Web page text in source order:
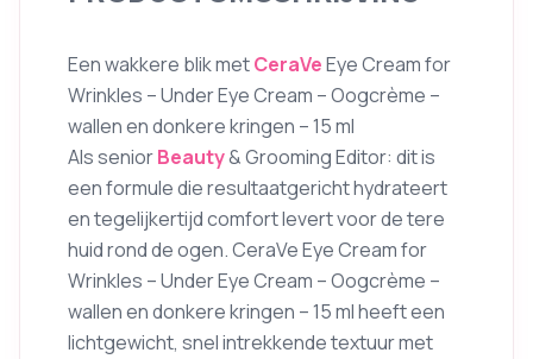
Een wakkere blik metCeraVeEye Cream for
Wrinkles – Under Eye Cream – Oogcrème –
wallen en donkere kringen – 15 ml
Als seniorBeauty& Grooming Editor: dit is
een formule die resultaatgericht hydrateert
en tegelijkertijd comfort levert voor de tere
huid rond de ogen. CeraVe Eye Cream for
Wrinkles – Under Eye Cream – Oogcrème –
wallen en donkere kringen – 15 ml heeft een
lichtgewicht, snel intrekkende textuur met